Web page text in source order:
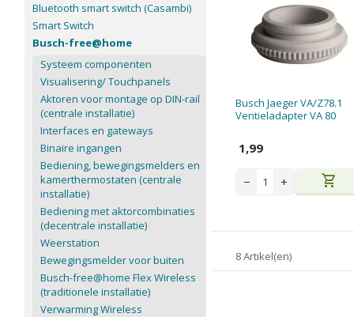
Busch Jaeger VA/Z78.1
Ventieladapter VA 80
1,99
− + shopping_cart
8 Artikel(en)
Bluetooth smart switch (Casambi)
Smart Switch
Busch-free@home
Systeem componenten
Visualisering/ Touchpanels
Aktoren voor montage op DIN-rail
(centrale installatie)
Interfaces en gateways
Binaire ingangen
Bediening, bewegingsmelders en
kamerthermostaten (centrale
installatie)
Bediening met aktorcombinaties
(decentrale installatie)
Weerstation
Bewegingsmelder voor buiten
Busch-free@home Flex Wireless
(traditionele installatie)
Verwarming Wireless